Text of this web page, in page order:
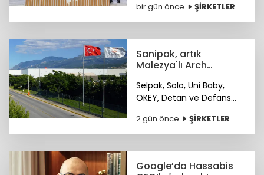
işlem koduyla Borsa
İstanbul’da işlem görmeye
bir gün önce ŞİRKETLER
Sanipak, artık
Malezya'lı Arch
Selpak, Solo, Uni Baby,
OKEY, Detan ve Defans
bulunduran Sanipak
resmen Arch Peninsula
2 gün önce ŞİRKETLER
Google’da Hassabis